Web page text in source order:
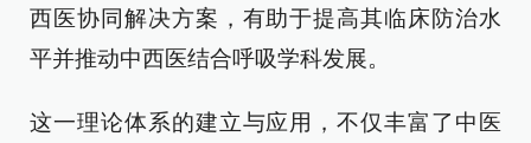
西医协同解决方案，有助于提高其临床防治水
平并推动中西医结合呼吸学科发展。
这一理论体系的建立与应用，不仅丰富了中医